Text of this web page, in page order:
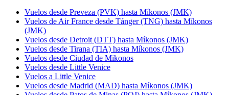
Vuelos desde Preveza (PVK) hasta Míkonos (JMK)
Vuelos de Air France desde Tánger (TNG) hasta Míkonos
(JMK)
Vuelos desde Detroit (DTT) hasta Míkonos (JMK)
Vuelos desde Tirana (TIA) hasta Míkonos (JMK)
Vuelos desde Ciudad de Mikonos
Vuelos desde Little Venice
Vuelos a Little Venice
Vuelos desde Madrid (MAD) hasta Míkonos (JMK)